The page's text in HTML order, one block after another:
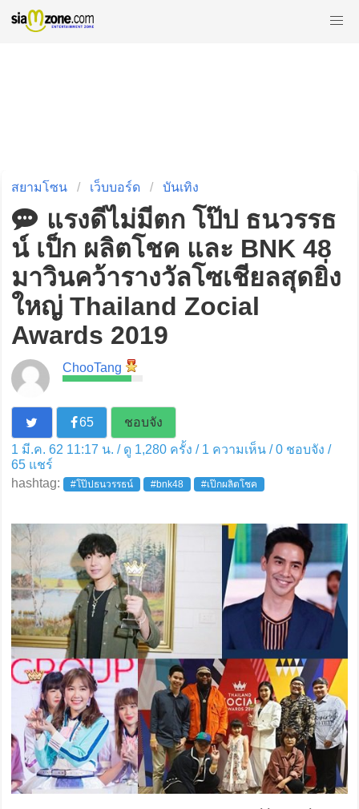
สยามโซน เว็บบอร์ด บันเทิง
แรงดีไม่มีตก โป๊ป ธนวรรธ
น์ เป็ก ผลิตโชค และ BNK 48
มาวินคว้ารางวัลโซเชียลสุดยิ่ง
ใหญ่ Thailand Zocial
Awards 2019
ChooTang
65
ชอบจัง
1 มี.ค. 62 11:17 น. / ดู 1,280 ครั้ง / 1 ความเห็น /0ชอบจัง /
65แชร์
hashtag:
#โป๊ปธนวรรธน์ #bnk48 #เป๊กผลิตโชค